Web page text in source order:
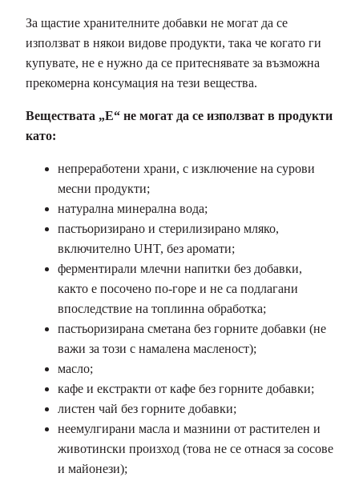
За щастие хранителните добавки не могат да се
използват в някои видове продукти, така че когато ги
купувате, не е нужно да се притеснявате за възможна
прекомерна консумация на тези вещества.
Веществата „E“ не могат да се използват в продукти
като:
непреработени храни, с изключение на сурови
месни продукти;
натурална минерална вода;
пастьоризирано и стерилизирано мляко,
включително UHT, без аромати;
ферментирали млечни напитки без добавки,
както е посочено по-горе и не са подлагани
впоследствие на топлинна обработка;
пастьоризирана сметана без горните добавки (не
важи за този с намалена масленост);
масло;
кафе и екстракти от кафе без горните добавки;
листен чай без горните добавки;
неемулгирани масла и мазнини от растителен и
животински произход (това не се отнася за сосове
и майонези);